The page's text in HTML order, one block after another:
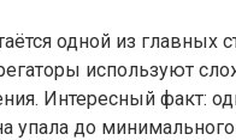
одной из главных
используют
Интересный факт:
упала до